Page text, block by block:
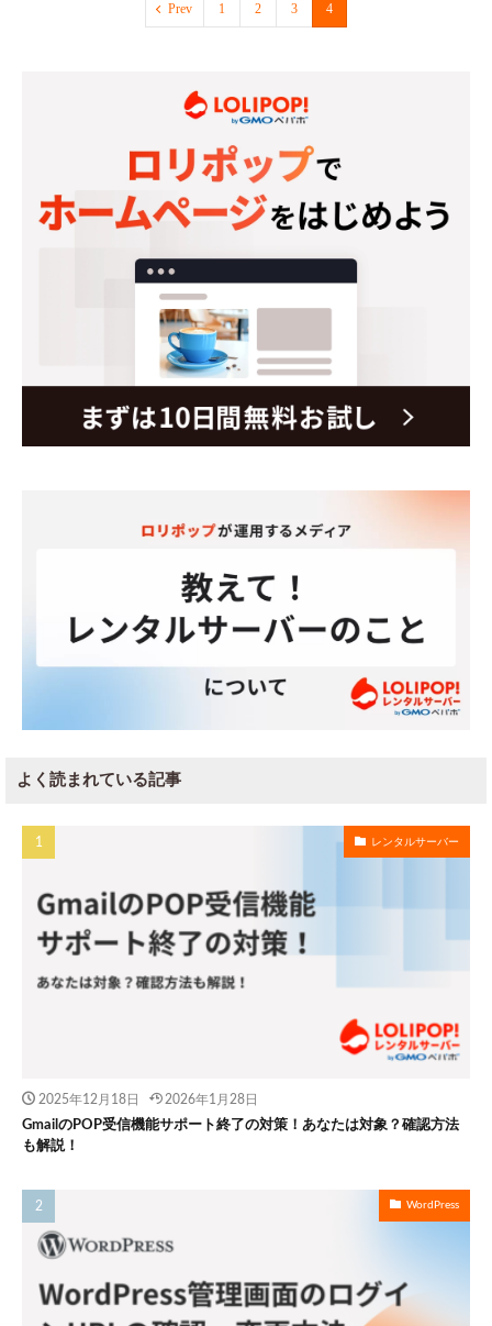
Prev 1 2 3 4
よく読まれている記事
レンタルサーバー
2025年12月18日 2026年1月28日
GmailのPOP受信機能サポート終了の対策！あなたは対象？確認方法
も解説！
WordPress